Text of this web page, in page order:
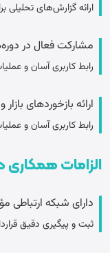
ارائه گزارش‌های تحلیلی
مشارکت فعال در
رابط کاربری آسان و
ارائه بازخوردهای
رابط کاربری آسان و
الزامات
دارای شبکه ارتباطی
ثبت و پیگیری دقیق